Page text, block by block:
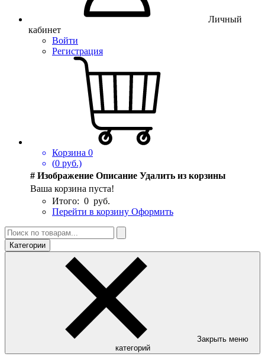
Личный
кабинет
Войти
Регистрация
Корзина 0
(0 руб.)
# Изображение Описание Удалить из корзины
Ваша корзина пуста!
Итого: 0 руб.
Перейти в корзину Оформить
Категории
Закрыть меню
категорий